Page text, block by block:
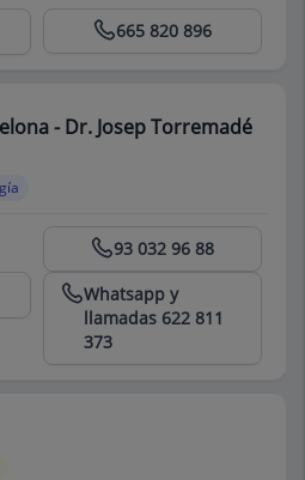
665 820 896
- Dr. Josep Torremadé
93 032 96 88
Whatsapp y
llamadas 622 811
373